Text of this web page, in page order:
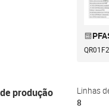
produção
Linhas
8